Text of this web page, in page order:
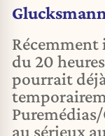
du 20
pourrait
au sérieux